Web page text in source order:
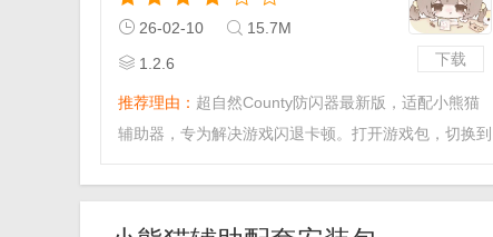
下载
26-02-10
15.7M
1.2.6
推荐理由： 超自然County防闪器最新版，适配小熊猫
辅助器，专为解决游戏闪退卡顿。打开游戏包，切换到